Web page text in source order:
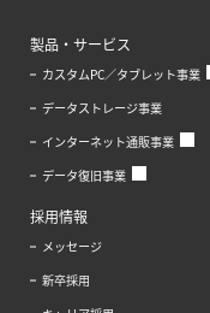
製品・サービス
カスタムPC／タブレット事業
データストレージ事業
インターネット通販事業
データ復旧事業
採用情報
メッセージ
新卒採用